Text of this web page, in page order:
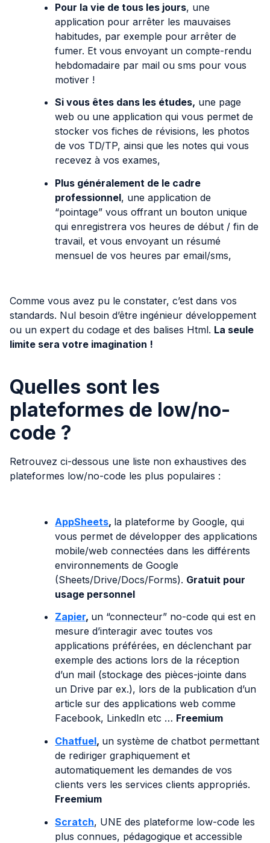
Pour la vie de tous les jours, une
application pour arrêter les mauvaises
habitudes, par exemple pour arrêter de
fumer. Et vous envoyant un compte-rendu
hebdomadaire par mail ou sms pour vous
motiver !
Si vous êtes dans les études, une page
web ou une application qui vous permet de
stocker vos fiches de révisions, les photos
de vos TD/TP, ainsi que les notes qui vous
recevez à vos exames,
Plus généralement de le cadre
professionnel, une application de
“pointage” vous offrant un bouton unique
qui enregistrera vos heures de début / fin de
travail, et vous envoyant un résumé
mensuel de vos heures par email/sms,
Comme vous avez pu le constater, c’est dans vos
standards. Nul besoin d’être ingénieur développement
ou un expert du codage et des balises Html. La seule
limite sera votre imagination !
Quelles sont les
plateformes de low/no-
code ?
Retrouvez ci-dessous une liste non exhaustives des
plateformes low/no-code les plus populaires :
AppSheets, la plateforme by Google, qui
vous permet de développer des applications
mobile/web connectées dans les différents
environnements de Google
(Sheets/Drive/Docs/Forms). Gratuit pour
usage personnel
Zapier, un “connecteur” no-code qui est en
mesure d’interagir avec toutes vos
applications préférées, en déclenchant par
exemple des actions lors de la réception
d’un mail (stockage des pièces-jointe dans
un Drive par ex.), lors de la publication d’un
article sur des applications web comme
Facebook, Linkedln etc … Freemium
Chatfuel, un système de chatbot permettant
de rediriger graphiquement et
automatiquement les demandes de vos
clients vers les services clients appropriés.
Freemium
Scratch, UNE des plateforme low-code les
plus connues, pédagogique et accessible